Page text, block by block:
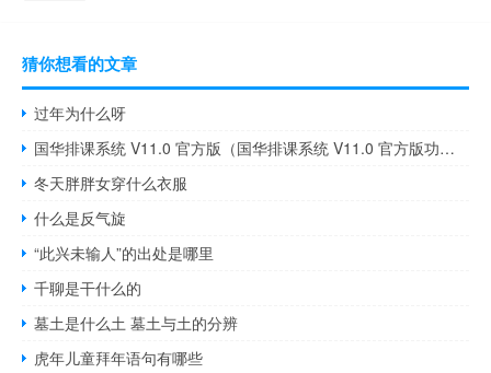
猜你想看的文章
过年为什么呀
国华排课系统 V11.0 官方版（国华排课系统 V11.0 官方版功能简介）
冬天胖胖女穿什么衣服
什么是反气旋
“此兴未输人”的出处是哪里
千聊是干什么的
墓土是什么土 墓土与土的分辨
虎年儿童拜年语句有哪些